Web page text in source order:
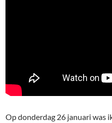
Op donderdag 26 januari was